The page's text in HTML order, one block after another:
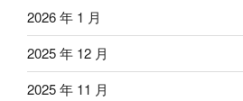
2026 年 1 月
2025 年 12 月
2025 年 11 月